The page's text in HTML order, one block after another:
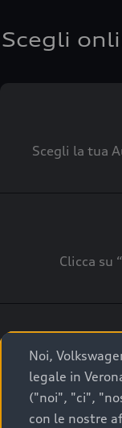
Scegli
Scegli la tua
Clicca su
A breve
Audi Center o
che ti
Noi,
legale in
("noi", "ci",
con le nostre